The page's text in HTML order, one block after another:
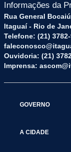
Informações da
Rua General
Itaguaí - Rio de
Telefone: (21)
Ouvidoria: (21)
Imprensa:
GOVERNO
A CIDADE